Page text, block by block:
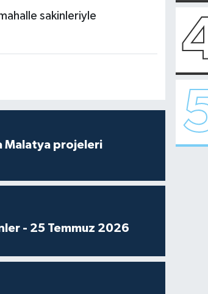
sakinleriyle
Malatya projeleri
- 25 Temmuz 2026